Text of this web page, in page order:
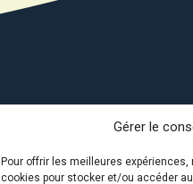
Gérer le
Pour offrir les meilleures
cookies pour stocker et/ou accéder
Avec le soutien de :